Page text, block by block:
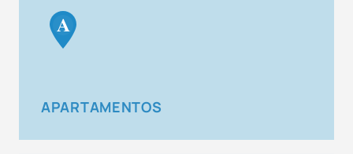
A
APARTAMENTOS